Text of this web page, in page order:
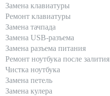
Замена клавиатуры
Ремонт клавиатуры
Замена тачпада
Замена USB-разъема
Замена разъема питания
Ремонт ноутбука после залития
Чистка ноутбука
Замена петель
Замена кулера